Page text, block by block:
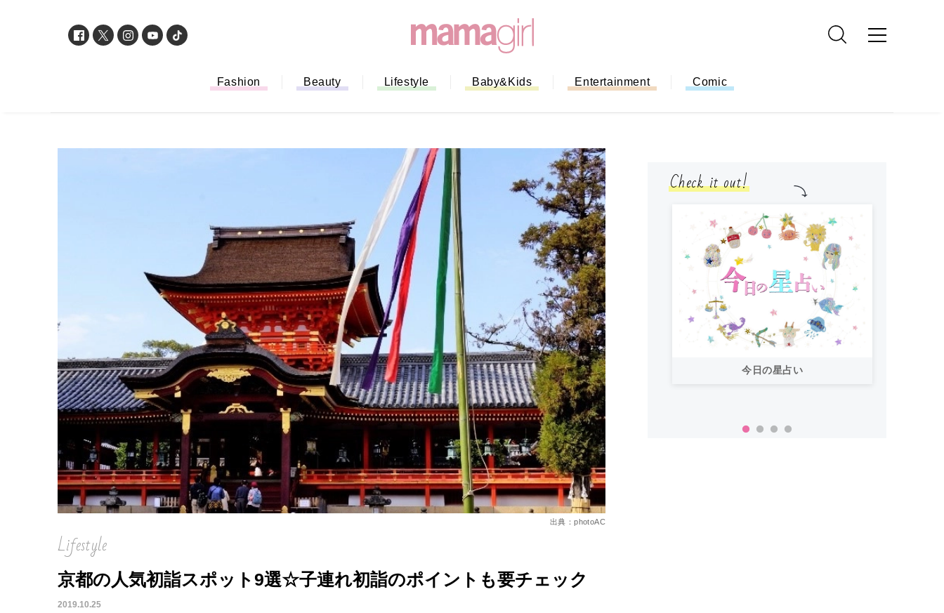
Fashion Beauty Lifestyle Baby&Kids Entertainment Comic
出典：photoAC
Lifestyle
京都の人気初詣スポット9選☆子連れ初詣のポイントも要チェック
2019.10.25
Check it out!
「もう行列に並ばない！」ミスドのモ
バイルオーダー完全ガイド｜支払い方
法から受け取り方までネットオーダー
を徹底解説
今日の星占い